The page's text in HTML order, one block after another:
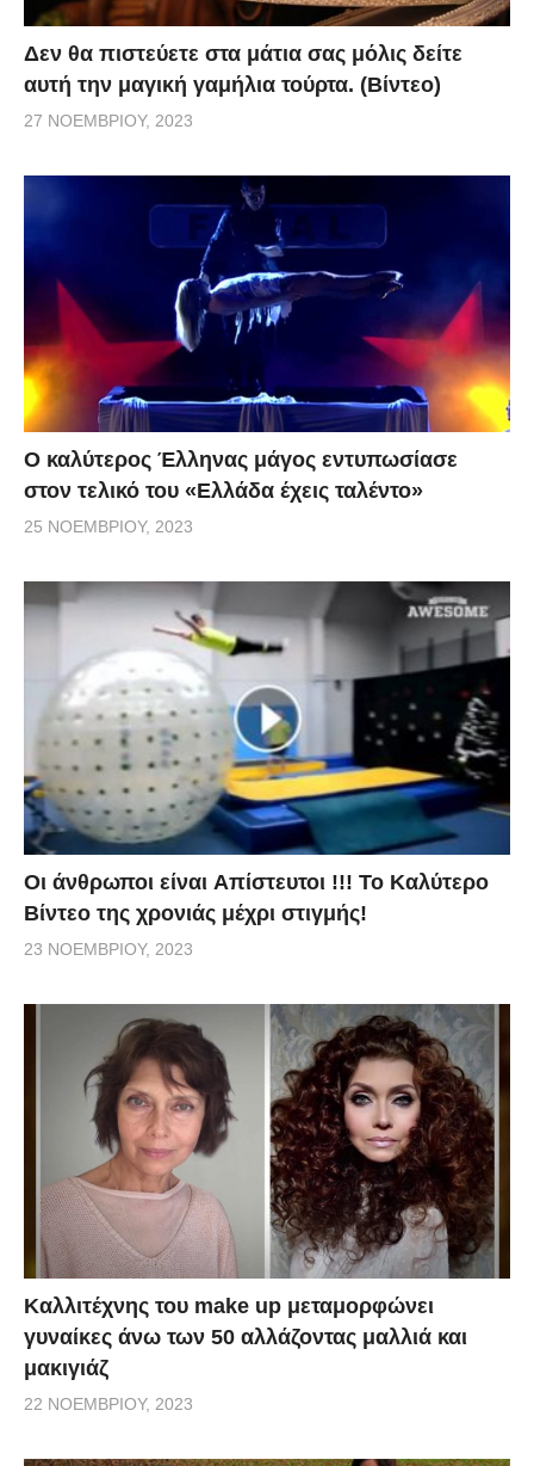
Δεν θα πιστεύετε στα μάτια σας μόλις δείτε
αυτή την μαγική γαμήλια τούρτα. (Βίντεο)
27 ΝΟΕΜΒΡΊΟΥ, 2023
Ο καλύτερος Έλληνας μάγος εντυπωσίασε
στον τελικό του «Ελλάδα έχεις ταλέντο»
25 ΝΟΕΜΒΡΊΟΥ, 2023
Οι άνθρωποι είναι Aπίστευτοι !!! To Καλύτερο
Βίντεο της χρονιάς μέχρι στιγμής!
23 ΝΟΕΜΒΡΊΟΥ, 2023
Καλλιτέχνης του make up μεταμορφώνει
γυναίκες άνω των 50 αλλάζοντας μαλλιά και
μακιγιάζ
22 ΝΟΕΜΒΡΊΟΥ, 2023